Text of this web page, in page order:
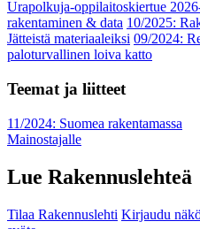
Urapolkuja-oppilaitoskiertue
rakentaminen & data 10/2025:
Jätteistä materiaaleiksi 09/2024:
paloturvallinen loiva katto
Teemat ja liitteet
11/2024: Suomea rakentamassa
Mainostajalle
Lue Rakennuslehteä
Tilaa Rakennuslehti Kirjaudu